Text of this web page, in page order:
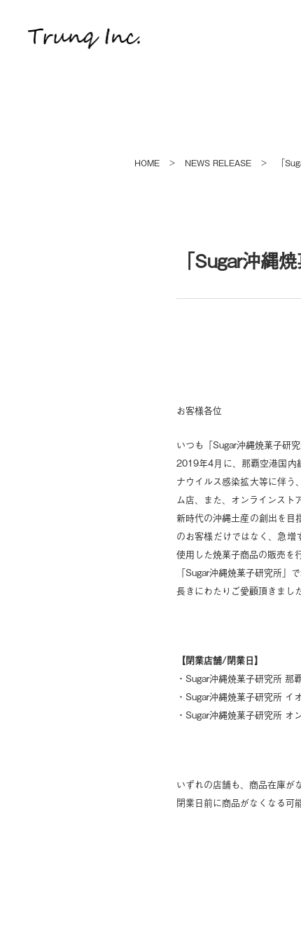
HOME ＞ NEWS RELEASE ＞ 「
「Sugar沖縄
お客様各位
いつも「Sugar沖縄焼菓子研
2019年4月に、那覇空港国内
ナウイルス感染拡大等に伴
ム店、また、オンラインスト
新時代の沖縄土産の創出を目
のお客様だけではなく、急
使用した焼菓子商品の販売を
「Sugar沖縄焼菓子研究所」
長きにわたりご愛顧頂きまし
【閉業店舗/閉業日】
・Sugar沖縄焼菓子
・Sugar沖縄焼菓子研究所
・Sugar沖縄焼菓子研
いずれの店舗も、商品在庫が
閉業日前に商品がなくなる可